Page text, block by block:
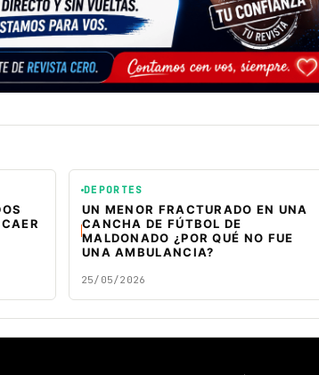
DEPORTES
UN MENOR FRACTURADO EN UNA
CANCHA DE FÚTBOL DE
MALDONADO ¿POR QUÉ NO FUE
UNA AMBULANCIA?
25/05/2026